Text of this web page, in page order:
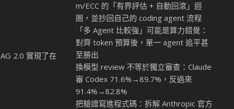
2.0 實現了在
m/ECC 的「有界評估 + 自動回滾」迴
圈，並抄回自己的 coding agent 流程
「多 Agent 比較強」可能是算力錯覺：
對齊 token 預算後，單一 agent 追平甚
至勝出
換模型 review 不等於獨立審查：Claude
審 Codex 71.6%→89.7%，反過來
91.4%→82.8%
把驗證寫進程式碼：拆解 Anthropic 官方